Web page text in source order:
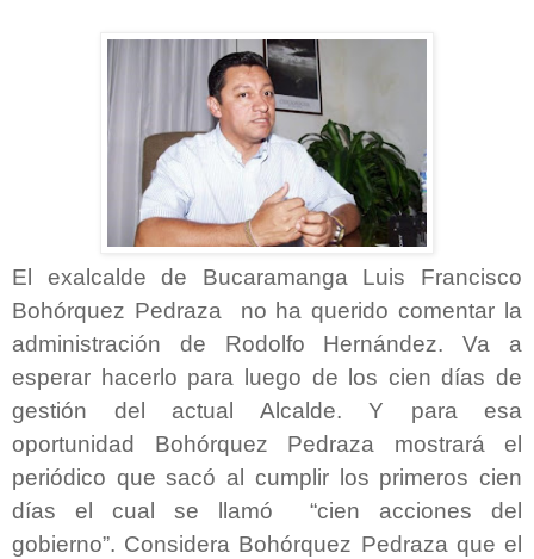
El exalcalde de Bucaramanga Luis Francisco
Bohórquez Pedraza no ha querido comentar la
administración de Rodolfo Hernández. Va a
esperar hacerlo para luego de los cien días de
gestión del actual Alcalde. Y para esa
oportunidad Bohórquez Pedraza mostrará el
periódico que sacó al cumplir los primeros cien
días el cual se llamó “cien acciones del
gobierno”. Considera Bohórquez Pedraza que el